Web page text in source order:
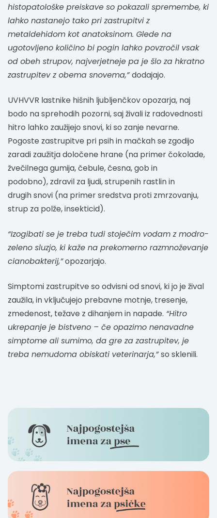
histopatološke preiskave so pokazali spremembe, ki
lahko nastanejo tako pri zastrupitvi z
metaldehidom kot anatoksinom. Glede na
ugotovljeno količino bi pogin lahko povzročil vsak
od obeh strupov, najverjetneje pa je šlo za hkratno
zastrupitev z obema snovema,”dodajajo.
UVHVVR lastnike hišnih ljubljenčkov opozarja, naj
bodo na sprehodih pozorni, saj živali iz radovednosti
hitro lahko zaužijejo snovi, ki so zanje nevarne.
Pogoste zastrupitve pri psih in mačkah se zgodijo
zaradi zaužitja določene hrane (na primer čokolade,
žvečilnega gumija, čebule, česna, gob in
podobno), zdravil za ljudi, strupenih rastlin in
drugih snovi (na primer sredstva proti zmrzovanju,
strup za polže, insekticid).
“Izogibati se je treba tudi stoječim vodam z modro-
zeleno sluzjo, ki kaže na prekomerno razmnoževanje
cianobakterij,”opozarjajo.
Simptomi zastrupitve so odvisni od snovi, ki jo je žival
zaužila, in vključujejo prebavne motnje, tresenje,
zmedenost, težave z dihanjem in napade. “Hitro
ukrepanje je bistveno – če opazimo nenavadne
simptome ali sumimo, da gre za zastrupitev, je
treba nemudoma obiskati veterinarja,”so sklenili.